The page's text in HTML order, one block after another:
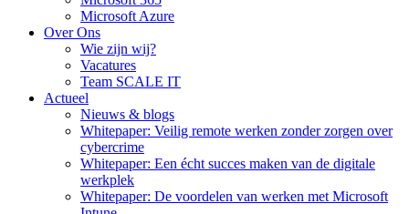
Microsoft Azure
Over Ons
Wie zijn wij?
Vacatures
Team SCALE IT
Actueel
Nieuws & blogs
Whitepaper: Veilig remote werken zonder zorgen over
cybercrime
Whitepaper: Een écht succes maken van de digitale
werkplek
Whitepaper: De voordelen van werken met Microsoft